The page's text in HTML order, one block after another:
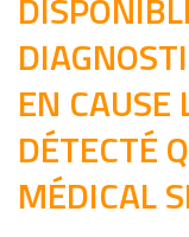
EN CAUSE
DÉTECTÉ
MÉDICAL